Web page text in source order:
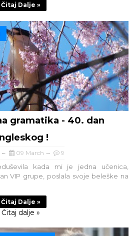
Čitaj Dalje »
gramatika - 40. dan
!
09 March 9
kada mi je jedna učenica,
VIP grupe, poslala svoje beleške na
Čitaj Dalje »
Čitaj dalje »